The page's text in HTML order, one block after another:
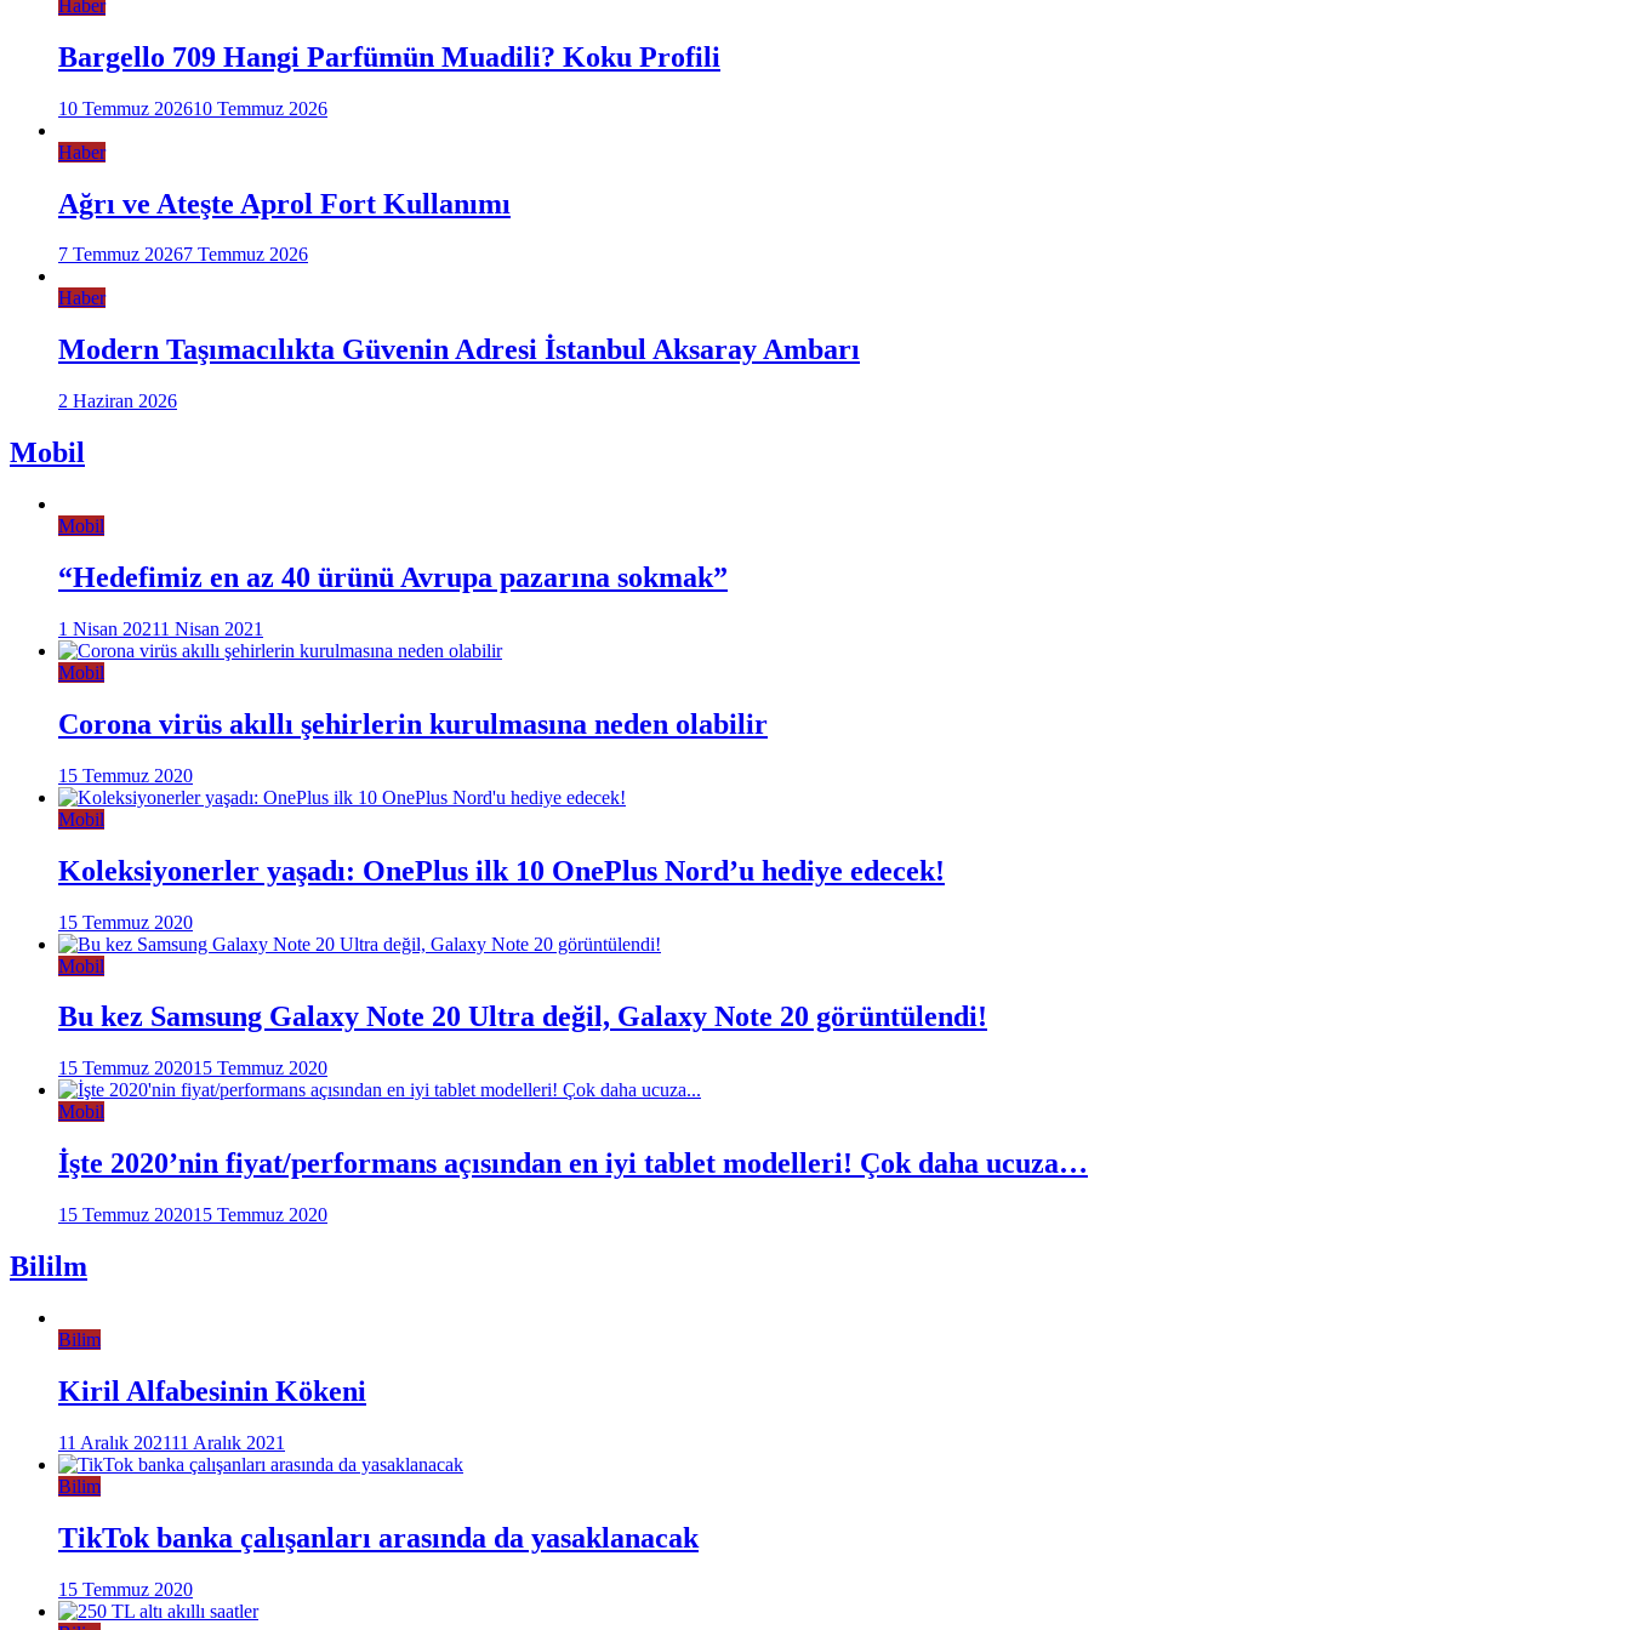
Haber
Bargello 709 Hangi Parfümün Muadili? Koku Profili
10 Temmuz 202610 Temmuz 2026
Haber
Ağrı ve Ateşte Aprol Fort Kullanımı
7 Temmuz 20267 Temmuz 2026
Haber
Modern Taşımacılıkta Güvenin Adresi İstanbul Aksaray Ambarı
2 Haziran 2026
Mobil
Mobil
“Hedefimiz en az 40 ürünü Avrupa pazarına sokmak”
1 Nisan 20211 Nisan 2021
Mobil
Corona virüs akıllı şehirlerin kurulmasına neden olabilir
15 Temmuz 2020
Mobil
Koleksiyonerler yaşadı: OnePlus ilk 10 OnePlus Nord’u hediye edecek!
15 Temmuz 2020
Mobil
Bu kez Samsung Galaxy Note 20 Ultra değil, Galaxy Note 20 görüntülendi!
15 Temmuz 202015 Temmuz 2020
Mobil
İşte 2020’nin fiyat/performans açısından en iyi tablet modelleri! Çok daha ucuza…
15 Temmuz 202015 Temmuz 2020
Bililm
Bilim
Kiril Alfabesinin Kökeni
11 Aralık 202111 Aralık 2021
Bilim
TikTok banka çalışanları arasında da yasaklanacak
15 Temmuz 2020